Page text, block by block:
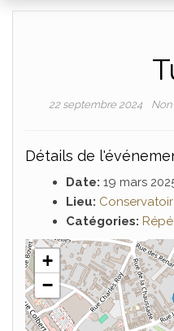
22 septembre 2024 Non
Détails de
Date: 19 mars
Lieu:
Catégories:
+
−